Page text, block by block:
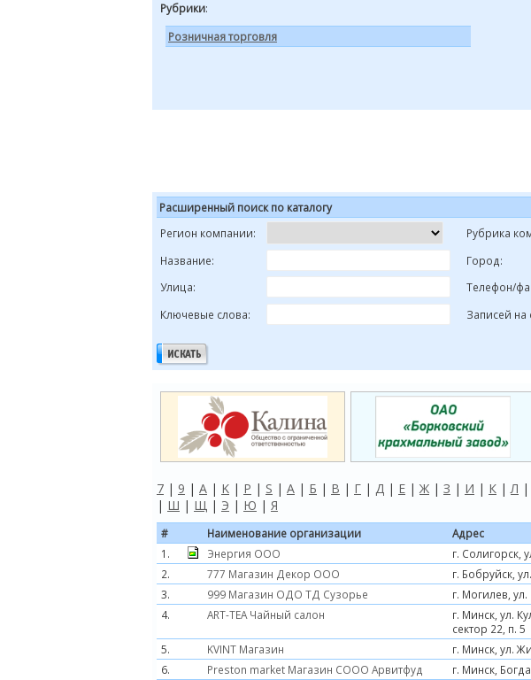
Рубрики:
Розничная торговля
Расширенный поиск по каталогу
Регион компании:
Рубрика
Название:
Город:
Улица:
Телефон/
Ключевые слова:
Записей на
7 | 9 | A | K | P | S | А | Б | В | Г | Д | Е | Ж | З | И | К |Л |
| Ш | Щ | Э | Ю | Я
# Наименование организации Адрес
1.
Энергия ООО г. Солигорск,
2.
777 Магазин Декор ООО г. Бобруйск,
3.
999 Магазин ОДО ТД Сузорье г. Могилев,
4.
ART-TEA Чайный салон
г. Минск, ул.
сектор 22, п. 5
5. KVINT Магазин г. Минск, ул.
6.
Preston market Магазин СООО Арвитфуд г. Минск,